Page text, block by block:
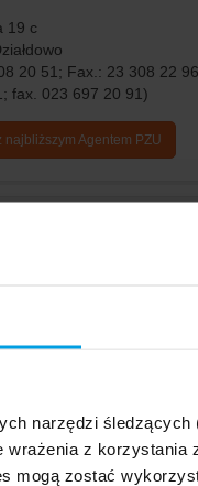
narzędzi
wrażenia z
mogą zostać
19 c
20 51; Fax.: 23 308 22
fax. 023 697 20 91)
najbliższym Agentem PZU
ubezpieczenia mieliśmy
potrzebne do wypłat świadczenia